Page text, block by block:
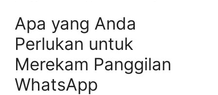
Apa yang Anda
Perlukan untuk
Merekam Panggilan
WhatsApp